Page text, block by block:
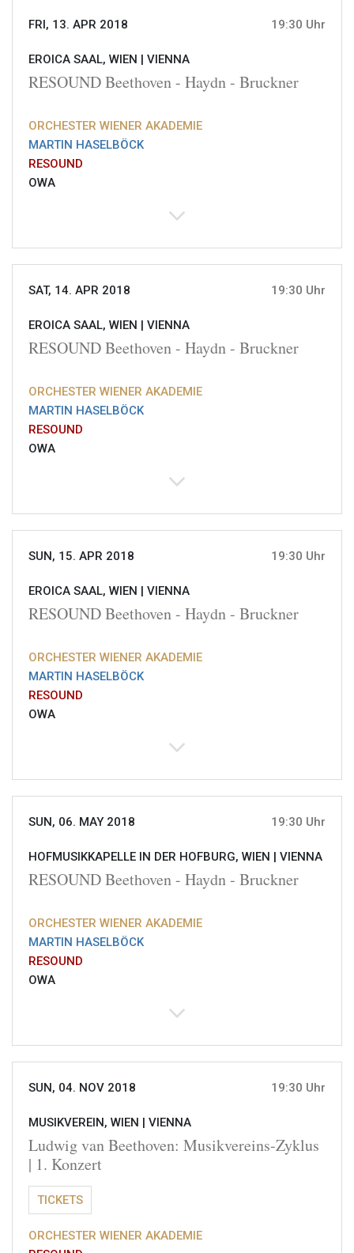
FRI, 13. APR 2018 19:30 Uhr
EROICA SAAL, WIEN | VIENNA
RESOUND Beethoven - Haydn - Bruckner
ORCHESTER WIENER AKADEMIE
MARTIN HASELBÖCK
RESOUND
OWA
SAT, 14. APR 2018 19:30 Uhr
EROICA SAAL, WIEN | VIENNA
RESOUND Beethoven - Haydn - Bruckner
ORCHESTER WIENER AKADEMIE
MARTIN HASELBÖCK
RESOUND
OWA
SUN, 15. APR 2018 19:30 Uhr
EROICA SAAL, WIEN | VIENNA
RESOUND Beethoven - Haydn - Bruckner
ORCHESTER WIENER AKADEMIE
MARTIN HASELBÖCK
RESOUND
OWA
SUN, 06. MAY 2018 19:30 Uhr
HOFMUSIKKAPELLE IN DER HOFBURG, WIEN | VIENNA
RESOUND Beethoven - Haydn - Bruckner
ORCHESTER WIENER AKADEMIE
MARTIN HASELBÖCK
RESOUND
OWA
SUN, 04. NOV 2018 19:30 Uhr
MUSIKVEREIN, WIEN | VIENNA
Ludwig van Beethoven: Musikvereins-Zyklus
| 1. Konzert
TICKETS
ORCHESTER WIENER AKADEMIE